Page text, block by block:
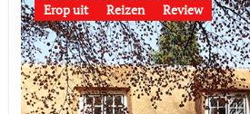
Erop uit Reizen Review